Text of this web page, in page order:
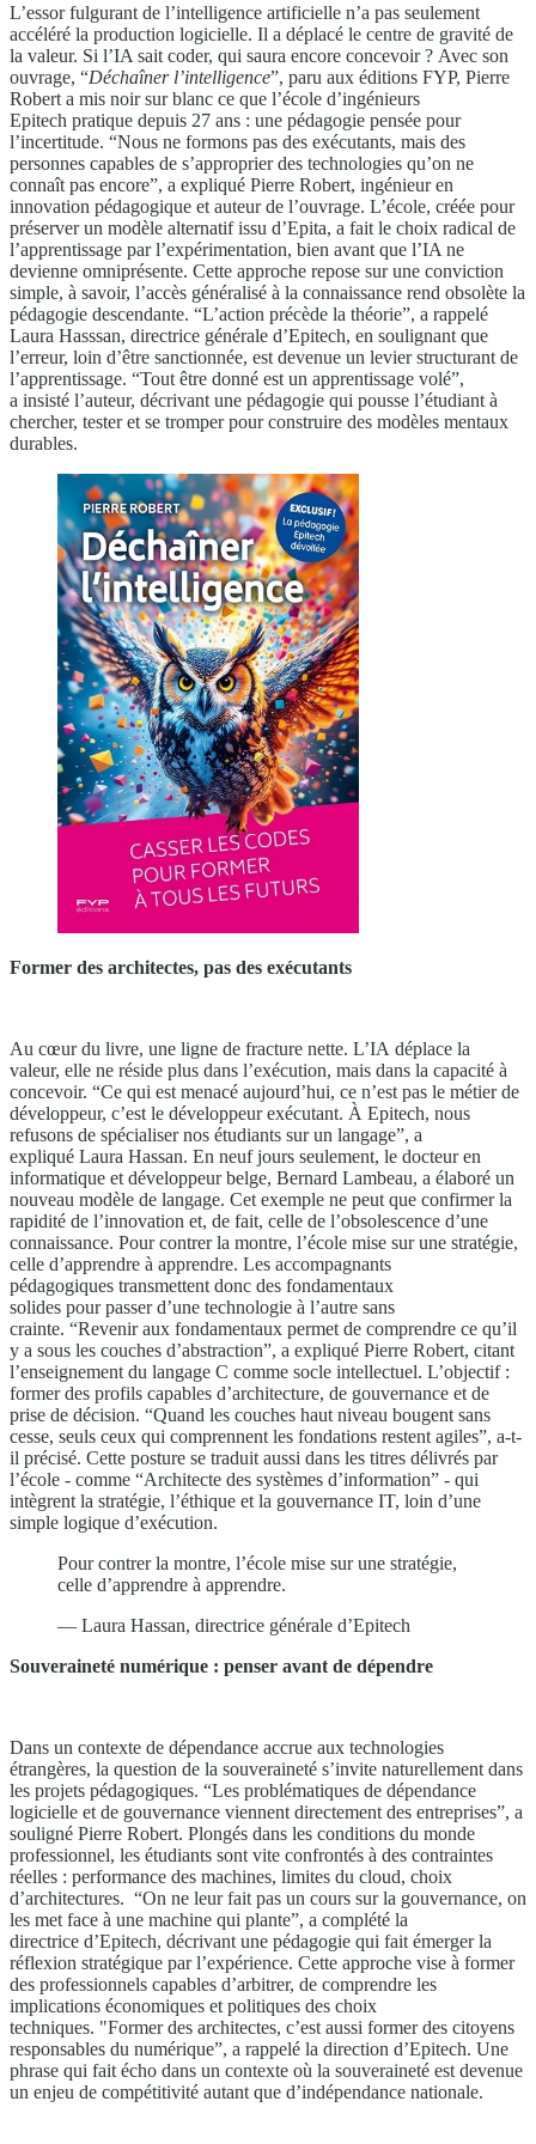
L’essor fulgurant de l’intelligence artificielle n’a pas seulement
accéléré la production logicielle. Il a déplacé le centre de gravité de
la valeur. Si l’IA sait coder, qui saura encore concevoir ? Avec son
ouvrage, “Déchaîner l’intelligence”, paru aux éditions FYP, Pierre
Robert a mis noir sur blanc ce que l’école d’ingénieurs
Epitech pratique depuis 27 ans : une pédagogie pensée pour
l’incertitude. “Nous ne formons pas des exécutants, mais des
personnes capables de s’approprier des technologies qu’on ne
connaît pas encore”, a expliqué Pierre Robert, ingénieur en
innovation pédagogique et auteur de l’ouvrage. L’école, créée pour
préserver un modèle alternatif issu d’Epita, a fait le choix radical de
l’apprentissage par l’expérimentation, bien avant que l’IA ne
devienne omniprésente. Cette approche repose sur une conviction
simple, à savoir, l’accès généralisé à la connaissance rend obsolète la
pédagogie descendante. “L’action précède la théorie”, a rappelé
Laura Hasssan, directrice générale d’Epitech, en soulignant que
l’erreur, loin d’être sanctionnée, est devenue un levier structurant de
l’apprentissage. “Tout être donné est un apprentissage volé”,
a insisté l’auteur, décrivant une pédagogie qui pousse l’étudiant à
chercher, tester et se tromper pour construire des modèles mentaux
durables.
Former des architectes, pas des exécutants
Au cœur du livre, une ligne de fracture nette. L’IA déplace la
valeur, elle ne réside plus dans l’exécution, mais dans la capacité à
concevoir. “Ce qui est menacé aujourd’hui, ce n’est pas le métier de
développeur, c’est le développeur exécutant. À Epitech, nous
refusons de spécialiser nos étudiants sur un langage”, a
expliqué Laura Hassan. En neuf jours seulement, le docteur en
informatique et développeur belge, Bernard Lambeau, a élaboré un
nouveau modèle de langage. Cet exemple ne peut que confirmer la
rapidité de l’innovation et, de fait, celle de l’obsolescence d’une
connaissance. Pour contrer la montre, l’école mise sur une stratégie,
celle d’apprendre à apprendre. Les accompagnants
pédagogiques transmettent donc des fondamentaux
solides pour passer d’une technologie à l’autre sans
crainte. “Revenir aux fondamentaux permet de comprendre ce qu’il
y a sous les couches d’abstraction”, a expliqué Pierre Robert, citant
l’enseignement du langage C comme socle intellectuel. L’objectif :
former des profils capables d’architecture, de gouvernance et de
prise de décision. “Quand les couches haut niveau bougent sans
cesse, seuls ceux qui comprennent les fondations restent agiles”, a-t-
il précisé. Cette posture se traduit aussi dans les titres délivrés par
l’école - comme “Architecte des systèmes d’information” - qui
intègrent la stratégie, l’éthique et la gouvernance IT, loin d’une
simple logique d’exécution.
Pour contrer la montre, l’école mise sur une stratégie,
celle d’apprendre à apprendre.
— Laura Hassan, directrice générale d’Epitech
Souveraineté numérique : penser avant de dépendre
Dans un contexte de dépendance accrue aux technologies
étrangères, la question de la souveraineté s’invite naturellement dans
les projets pédagogiques. “Les problématiques de dépendance
logicielle et de gouvernance viennent directement des entreprises”, a
souligné Pierre Robert. Plongés dans les conditions du monde
professionnel, les étudiants sont vite confrontés à des contraintes
réelles : performance des machines, limites du cloud, choix
d’architectures. “On ne leur fait pas un cours sur la gouvernance, on
les met face à une machine qui plante”, a complété la
directrice d’Epitech, décrivant une pédagogie qui fait émerger la
réflexion stratégique par l’expérience. Cette approche vise à former
des professionnels capables d’arbitrer, de comprendre les
implications économiques et politiques des choix
techniques. "Former des architectes, c’est aussi former des citoyens
responsables du numérique”, a rappelé la direction d’Epitech. Une
phrase qui fait écho dans un contexte où la souveraineté est devenue
un enjeu de compétitivité autant que d’indépendance nationale.